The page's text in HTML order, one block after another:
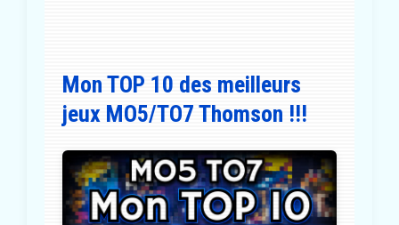
Mon TOP 10 des meilleurs
jeux MO5/TO7 Thomson !!!